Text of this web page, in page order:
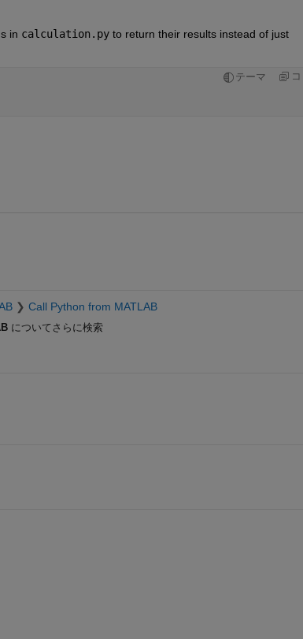
in calculation.py to return their results instead of just
テーマ
Call Python from MATLAB
についてさらに検索